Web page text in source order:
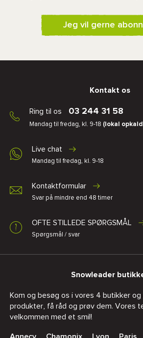
Jeg vil gerne
Kontakt os
Ring til os 03 244 31 58
Mandag til fredag, kl. 9-18 (lokal
Live chat
Mandag til fredag, kl. 9-18
Kontaktformular
Svar på mindre end 48 timer
OFTE STILLEDE SPØRGSMÅL
Spørgsmål / svar
Snowleader
Kom og besøg os i vores 4 butikker
produkter, få råd og prøv dem. Vores
velkommen med et smil!